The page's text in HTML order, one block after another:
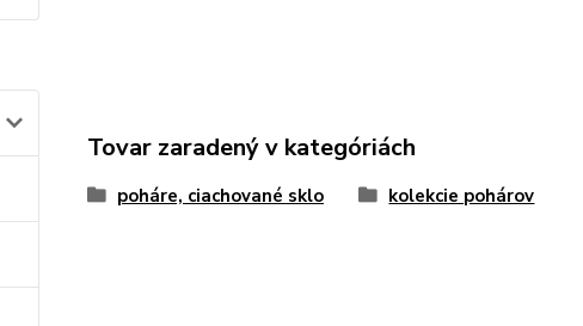
Tovar zaradený v kategóriách
poháre, ciachované sklo kolekcie pohárov